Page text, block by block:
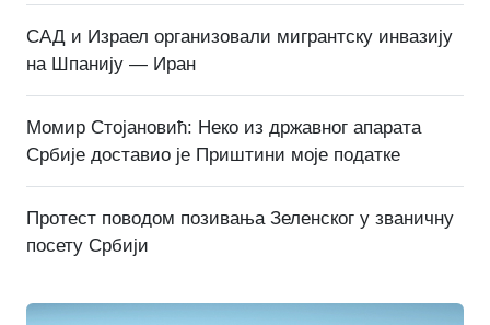
САД и Израел организовали мигрантску инвазију
на Шпанију — Иран
Момир Стојановић: Неко из државног апарата
Србије доставио је Приштини моје податке
Протест поводом позивања Зеленског у званичну
посету Србији